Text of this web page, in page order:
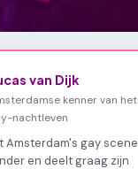
van Dijk
kenner van het
nachtleven
Amsterdam's gay scene
en deelt graag zijn